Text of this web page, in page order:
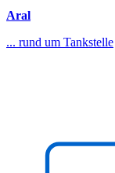
Aral
... rund um Tankstelle